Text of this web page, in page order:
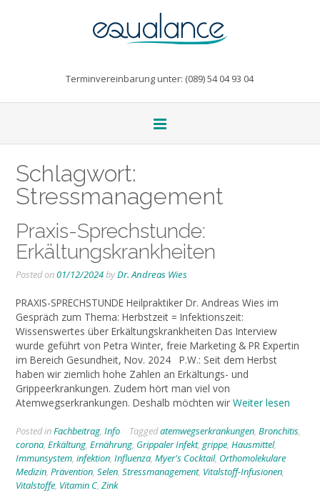
Terminvereinbarung unter: (089) 54 04 93 04
Schlagwort:
Stressmanagement
Praxis-Sprechstunde:
Erkältungskrankheiten
Posted on01/12/2024byDr. Andreas Wies
PRAXIS-SPRECHSTUNDE Heilpraktiker Dr. Andreas Wies im
Gespräch zum Thema: Herbstzeit = Infektionszeit:
Wissenswertes über Erkältungskrankheiten Das Interview
wurde geführt von Petra Winter, freie Marketing & PR Expertin
im Bereich Gesundheit, Nov. 2024 P.W.: Seit dem Herbst
haben wir ziemlich hohe Zahlen an Erkältungs- und
Grippeerkrankungen. Zudem hört man viel von
Atemwegserkrankungen. Deshalb möchten wir Weiter lesen
Posted inFachbeitrag, Info Taggedatemwegserkrankungen, Bronchitis,
corona, Erkältung, Ernährung, Grippaler Infekt, grippe, Hausmittel,
Immunsystem, infektion, Influenza, Myer's Cocktail, Orthomolekulare
Medizin, Prävention, Selen, Stressmanagement, Vitalstoff-Infusionen,
Vitalstoffe, Vitamin C, Zink